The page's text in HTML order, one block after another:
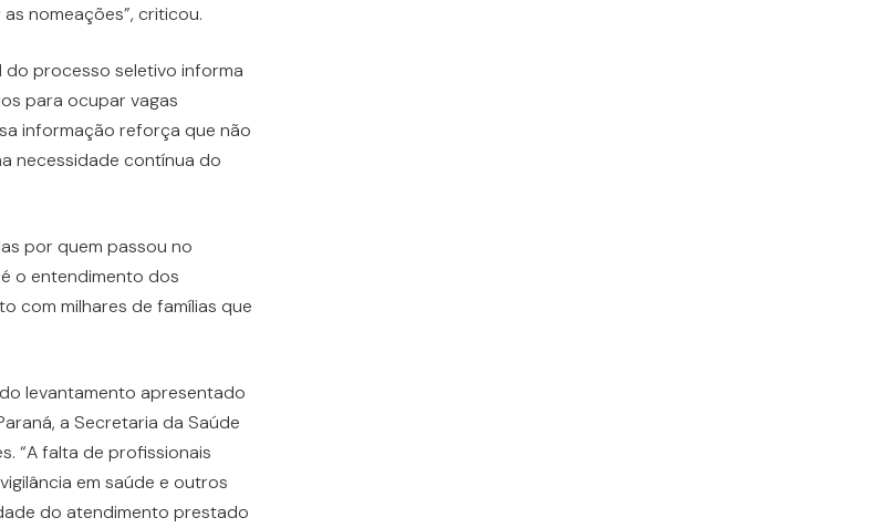
nomeações”, criticou.
processo seletivo informa
para ocupar vagas
informação reforça que não
necessidade contínua do
por quem passou no
o entendimento dos
com milhares de famílias que
levantamento apresentado
a Secretaria da Saúde
“A falta de profissionais
em saúde e outros
do atendimento prestado